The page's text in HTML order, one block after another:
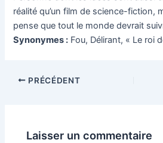
réalité qu’un film de science-fiction,
pense que tout le monde devrait
Synonymes : Fou, Délirant, « Le roi
PRÉCÉDENT
Laisser un commentaire